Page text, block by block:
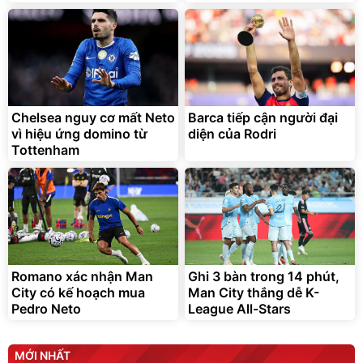
Lót ghế ôtô, nâng lưng
chống nóng giúp thoải mái
trong di chuyển
295.000đ
Đã bán nhiều
Chelsea nguy cơ mất Neto
vì hiệu ứng domino từ
Tottenham
Barca tiếp cận người đại
diện của Rodri
Romano xác nhận Man
City có kế hoạch mua
Pedro Neto
Ghi 3 bàn trong 14 phút,
Man City thắng dễ K-
League All-Stars
MỚI NHẤT